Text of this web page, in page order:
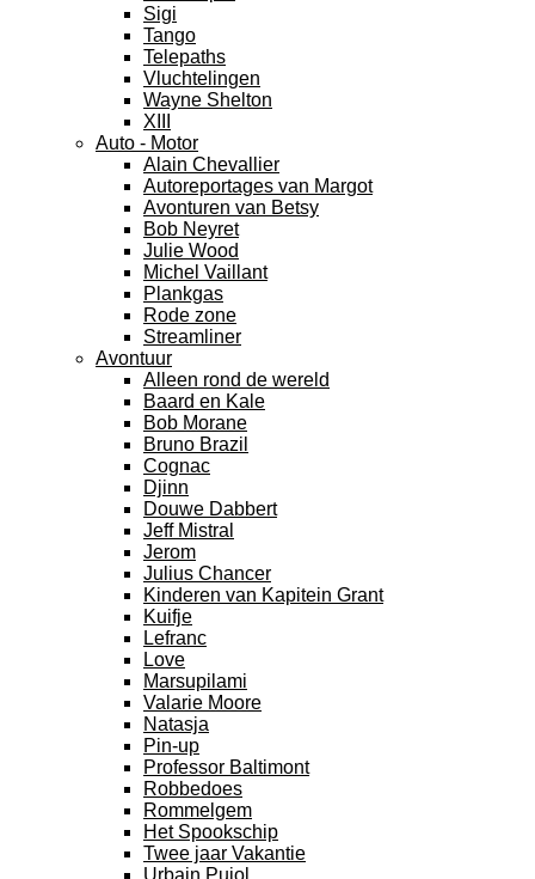
Sigi
Tango
Telepaths
Vluchtelingen
Wayne Shelton
XIII
Auto - Motor
Alain Chevallier
Autoreportages van Margot
Avonturen van Betsy
Bob Neyret
Julie Wood
Michel Vaillant
Plankgas
Rode zone
Streamliner
Avontuur
Alleen rond de wereld
Baard en Kale
Bob Morane
Bruno Brazil
Cognac
Djinn
Douwe Dabbert
Jeff Mistral
Jerom
Julius Chancer
Kinderen van Kapitein Grant
Kuifje
Lefranc
Love
Marsupilami
Valarie Moore
Natasja
Pin-up
Professor Baltimont
Robbedoes
Rommelgem
Het Spookschip
Twee jaar Vakantie
Urbain Pujol